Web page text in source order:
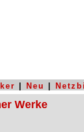
Neu
Werke